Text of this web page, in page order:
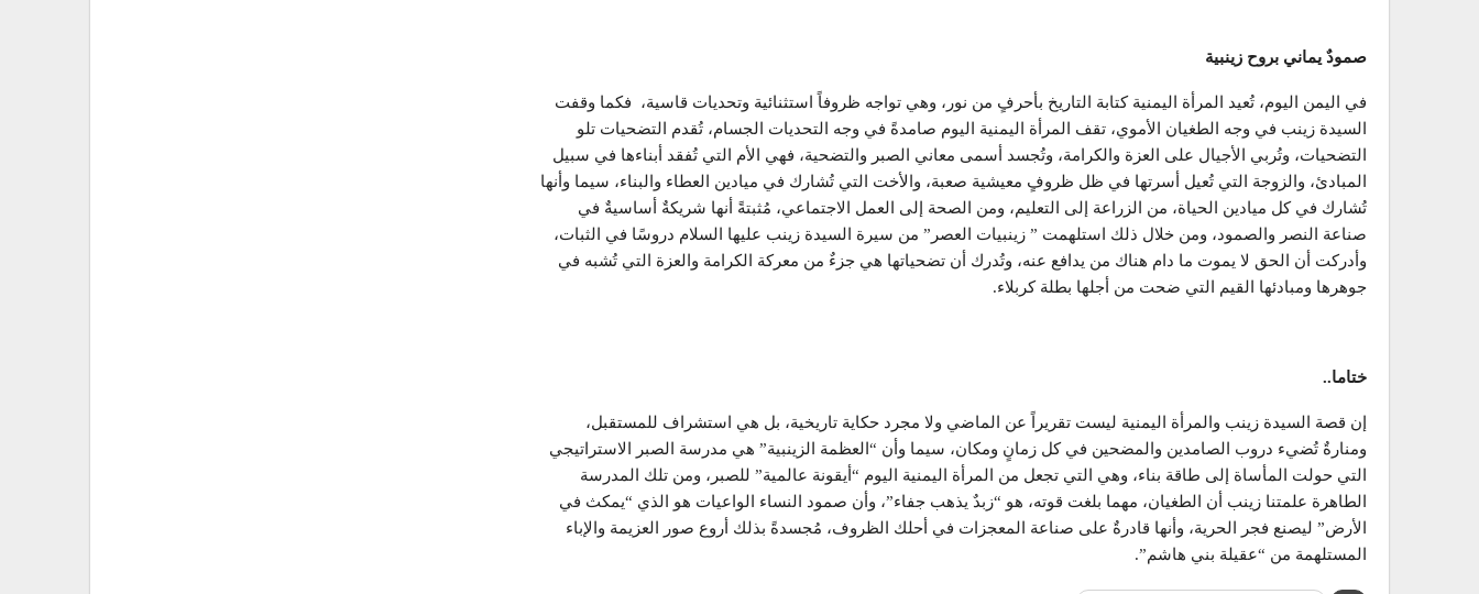
صمودٌ يماني بروح زينبية
في اليمن اليوم، تُعيد المرأة اليمنية كتابة التاريخ بأحرفٍ من نور، وهي تواجه ظروفاً استثنائية وتحديات قاسية، فكما وقفت
السيدة زينب في وجه الطغيان الأموي، تقف المرأة اليمنية اليوم صامدةً في وجه التحديات الجسام، تُقدم التضحيات تلو
التضحيات، وتُربي الأجيال على العزة والكرامة، وتُجسد أسمى معاني الصبر والتضحية، فهي الأم التي تُفقد أبناءها في سبيل
المبادئ، والزوجة التي تُعيل أسرتها في ظل ظروفٍ معيشية صعبة، والأخت التي تُشارك في ميادين العطاء والبناء، سيما وأنها
تُشارك في كل ميادين الحياة، من الزراعة إلى التعليم، ومن الصحة إلى العمل الاجتماعي، مُثبتةً أنها شريكةٌ أساسيةٌ في
صناعة النصر والصمود، ومن خلال ذلك استلهمت ” زينبيات العصر” من سيرة السيدة زينب عليها السلام دروسًا في الثبات،
وأدركت أن الحق لا يموت ما دام هناك من يدافع عنه، وتُدرك أن تضحياتها هي جزءٌ من معركة الكرامة والعزة التي تُشبه في
جوهرها ومبادئها القيم التي ضحت من أجلها بطلة كربلاء.
ختاما..
إن قصة السيدة زينب والمرأة اليمنية ليست تقريراً عن الماضي ولا مجرد حكاية تاريخية، بل هي استشراف للمستقبل،
ومنارةٌ تُضيء دروب الصامدين والمضحين في كل زمانٍ ومكان، سيما وأن “العظمة الزينبية” هي مدرسة الصبر الاستراتيجي
التي حولت المأساة إلى طاقة بناء، وهي التي تجعل من المرأة اليمنية اليوم “أيقونة عالمية” للصبر، ومن تلك المدرسة
الطاهرة علمتنا زينب أن الطغيان، مهما بلغت قوته، هو “زبدٌ يذهب جفاء”، وأن صمود النساء الواعيات هو الذي “يمكث في
الأرض” ليصنع فجر الحرية، وأنها قادرةٌ على صناعة المعجزات في أحلك الظروف، مُجسدةً بذلك أروع صور العزيمة والإباء
المستلهمة من “عقيلة بني هاشم”.